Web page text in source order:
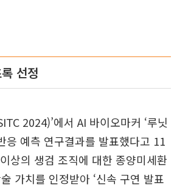
선정
2024)’에서 AI 바이오마커 ‘루닛
응 예측 연구결과를 발표했다고 11
상의 생검 조직에 대한 종양미세환
가치를 인정받아 ‘신속 구연 발표